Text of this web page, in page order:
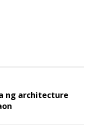
ng architecture